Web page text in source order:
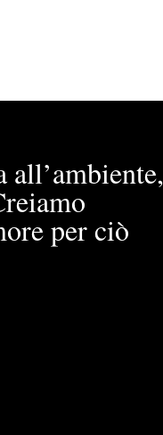
per ciò